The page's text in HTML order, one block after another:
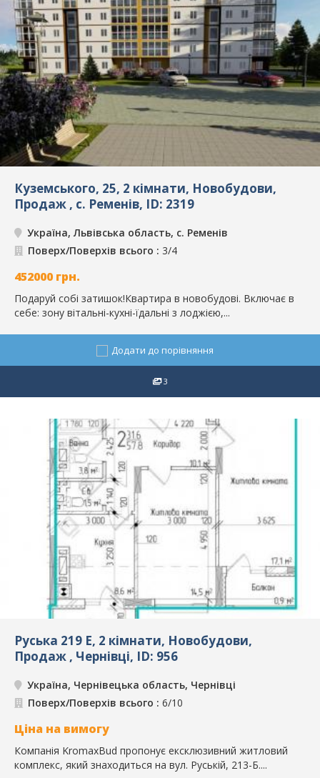
Куземського, 25, 2 кімнати, Новобудови,
Продаж , с. Ременів, ID: 2319
Україна, Львівська область, с. Ременів
Поверх/Поверхів всього : 3/4
452000 грн.
Подаруй собі затишок!Квартира в новобудові. Включає в
себе: зону вітальні-кухні-їдальні з лоджією,...
Додати до порівняння
3
Руська 219 Е, 2 кімнати, Новобудови,
Продаж , Чернівці, ID: 956
Україна, Чернівецька область, Чернівці
Поверх/Поверхів всього : 6/10
Ціна на вимогу
Компанія KromaxBud пропонує ексклюзивний житловий
комплекс, який знаходиться на вул. Руській, 213-Б....